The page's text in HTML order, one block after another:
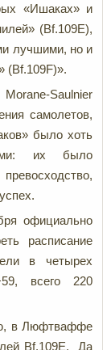
«Ишаках» и
(Bf.109E),
лучшими, но и
(Bf.109F)».
Saulnier
самолетов,
было хоть
их было
официально
расписание
в четырех
всего 220
в Люфтваффе
Bf.109E. Да